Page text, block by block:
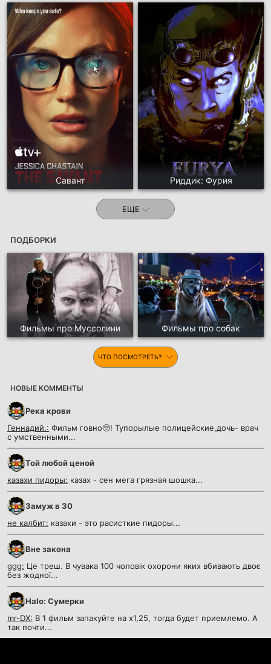
Савант Риддик: Фурия
ЕЩЕ
ПОДБОРКИ
Фильмы про Муссолини Фильмы про собак
ЧТО ПОСМОТРЕТЬ?
НОВЫЕ КОММЕНТЫ
Река крови
Геннадий.: Фильм говно🥺! Тупорылые полицейские,дочь- врач
с умственными...
Той любой ценой
казахи пидоры: казах - сен мега грязная шошка...
Замуж в 30
не калбит: казахи - это расисткие пидоры...
Вне закона
ggg: Це треш. В чувака 100 чоловік охорони яких вбивають двоє
без жодної...
Halo: Сумерки
mr-DX: В 1 фильм запакуйте на х1,25, тогда будет приемлемо. А
так почти...